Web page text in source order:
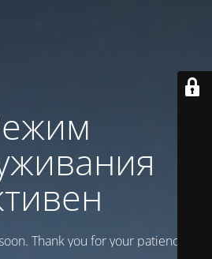
Thank you for your patience!